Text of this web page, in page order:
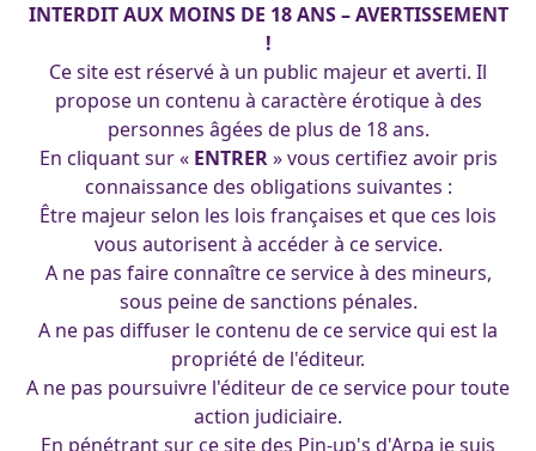
INTERDIT AUX MOINS DE 18 ANS – AVERTISSEMENT
!
Ce site est réservé à un public majeur et averti. Il
propose un contenu à caractère érotique à des
personnes âgées de plus de 18 ans.
En cliquant sur « ENTRER» vous certifiez avoir pris
connaissance des obligations suivantes :
Être majeur selon les lois françaises et que ces lois
vous autorisent à accéder à ce service.
A ne pas faire connaître ce service à des mineurs,
sous peine de sanctions pénales.
A ne pas diffuser le contenu de ce service qui est la
propriété de l'éditeur.
A ne pas poursuivre l'éditeur de ce service pour toute
action judiciaire.
En pénétrant sur ce site des Pin-up's d'Arpa je suis
23-05-2001